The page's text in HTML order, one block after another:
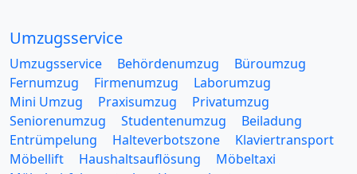
Umzugsservice
Umzugsservice Behördenumzug
Büroumzug
Fernumzug
Firmenumzug
Laborumzug
Mini Umzug
Praxisumzug
Privatumzug
Seniorenumzug
Studentenumzug
Beiladung
Entrümpelung
Halteverbotszone
Klaviertransport
Möbellift
Haushaltsauflösung
Möbeltaxi